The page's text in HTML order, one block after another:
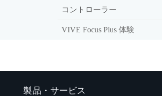
コントローラー
VIVE Focus Plus 体験
製品・サービス